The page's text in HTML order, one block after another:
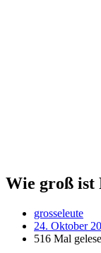
Wie groß ist
grosseleute
24. Oktober
516 Mal